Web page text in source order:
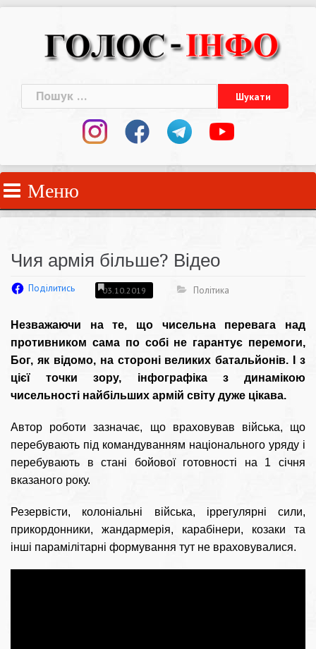
Пошук:
Меню
Чия армія більше? Відео
Поділитись 03.10.2019 Політика
Незважаючи на те, що чисельна перевага над
противником сама по собі не гарантує перемоги,
Бог, як відомо, на стороні великих батальйонів. І з
цієї точки зору, інфографіка з динамікою
чисельності найбільших армій світу дуже цікава.
Автор роботи зазначає, що враховував війська, що
перебувають під командуванням національного уряду і
перебувають в стані бойової готовності на 1 січня
вказаного року.
Резервісти, колоніальні війська, іррегулярні сили,
прикордонники, жандармерія, карабінери, козаки та
інші парамілітарні формування тут не враховувалися.